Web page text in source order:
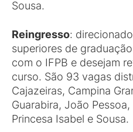
Sousa.
Reingresso:
superiores de
com o IFPB e desejam
curso. São 93 vagas
Cajazeiras, Campina
Guarabira, João
Princesa Isabel e Sousa.